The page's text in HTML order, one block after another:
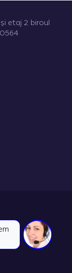
etaj 2 biroul